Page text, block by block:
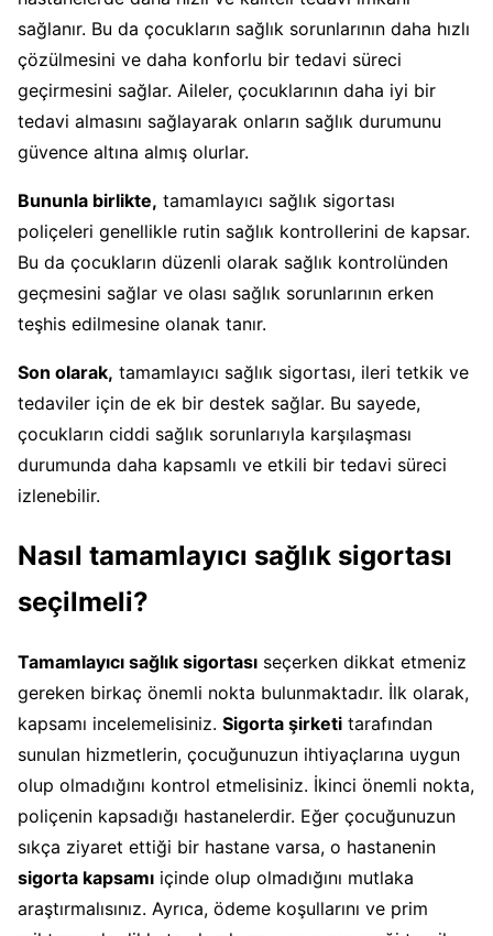
sağlanır. Bu da çocukların sağlık sorunlarının daha hızlı
çözülmesini ve daha konforlu bir tedavi süreci
geçirmesini sağlar. Aileler, çocuklarının daha iyi bir
tedavi almasını sağlayarak onların sağlık durumunu
güvence altına almış olurlar.
Bununla birlikte, tamamlayıcı sağlık sigortası
poliçeleri genellikle rutin sağlık kontrollerini de kapsar.
Bu da çocukların düzenli olarak sağlık kontrolünden
geçmesini sağlar ve olası sağlık sorunlarının erken
teşhis edilmesine olanak tanır.
Son olarak, tamamlayıcı sağlık sigortası, ileri tetkik ve
tedaviler için de ek bir destek sağlar. Bu sayede,
çocukların ciddi sağlık sorunlarıyla karşılaşması
durumunda daha kapsamlı ve etkili bir tedavi süreci
izlenebilir.
Nasıl tamamlayıcı sağlık sigortası
seçilmeli?
Tamamlayıcı sağlık sigortası seçerken dikkat etmeniz
gereken birkaç önemli nokta bulunmaktadır. İlk olarak,
kapsamı incelemelisiniz. Sigorta şirketi tarafından
sunulan hizmetlerin, çocuğunuzun ihtiyaçlarına uygun
olup olmadığını kontrol etmelisiniz. İkinci önemli nokta,
poliçenin kapsadığı hastanelerdir. Eğer çocuğunuzun
sıkça ziyaret ettiği bir hastane varsa, o hastanenin
sigorta kapsamı içinde olup olmadığını mutlaka
araştırmalısınız. Ayrıca, ödeme koşullarını ve prim